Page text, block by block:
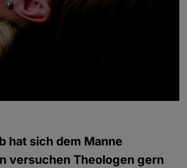
hat sich dem Manne
versuchen Theologen gern